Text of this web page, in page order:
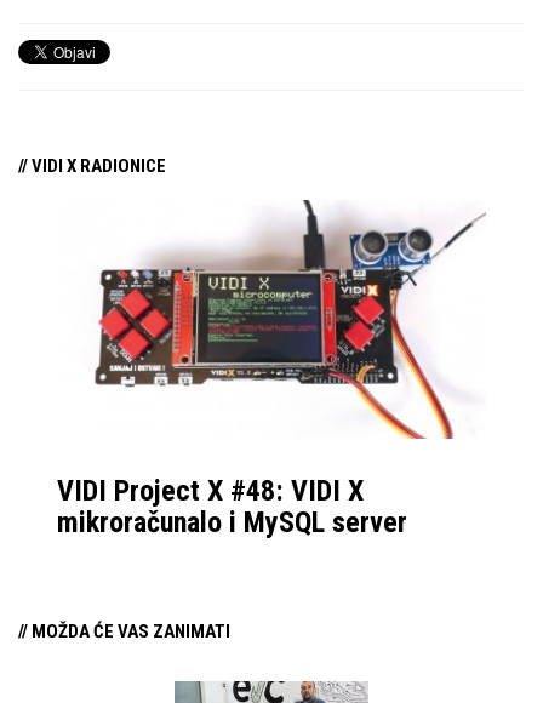
// VIDI X RADIONICE
VIDI Project X #48: VIDI X
mikroračunalo i MySQL server
// MOŽDA ĆE VAS ZANIMATI